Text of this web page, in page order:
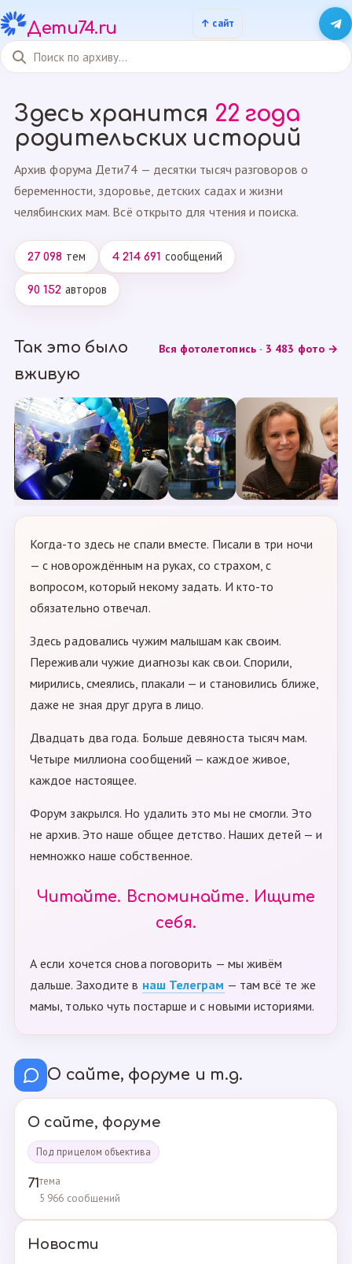
Дети74.ru
Здесь хранится 22 года
родительских историй
Архив форума Дети74 — десятки тысяч разговоров о
беременности, здоровье, детских садах и жизни
челябинских мам. Всё открыто для чтения и поиска.
27 098 тем 4 214 691 сообщений
90 152 авторов
Так это было
вживую
Вся фотолетопись · 3 483 фото →
Когда-то здесь не спали вместе. Писали в три ночи
— с новорождённым на руках, со страхом, с
вопросом, который некому задать. И кто-то
обязательно отвечал.
Здесь радовались чужим малышам как своим.
Переживали чужие диагнозы как свои. Спорили,
мирились, смеялись, плакали — и становились ближе,
даже не зная друг друга в лицо.
Двадцать два года. Больше девяноста тысяч мам.
Четыре миллиона сообщений — каждое живое,
каждое настоящее.
Форум закрылся. Но удалить это мы не смогли. Это
не архив. Это наше общее детство. Наших детей — и
немножко наше собственное.
Читайте. Вспоминайте. Ищите
себя.
А если хочется снова поговорить — мы живём
дальше. Заходите в наш Телеграм — там всё те же
мамы, только чуть постарше и с новыми историями.
О сайте, форуме и т.д.
О сайте, форуме
Под прицелом объектива
71тема
5 966 сообщений
Новости